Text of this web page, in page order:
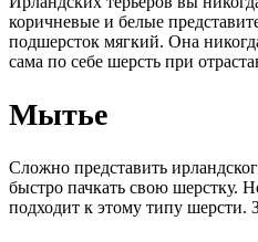
коричневые и белые
подшерсток мягкий. Она
сама по себе шерсть при
Мытье
Сложно представить
быстро пачкать свою шерстку.
подходит к этому типу